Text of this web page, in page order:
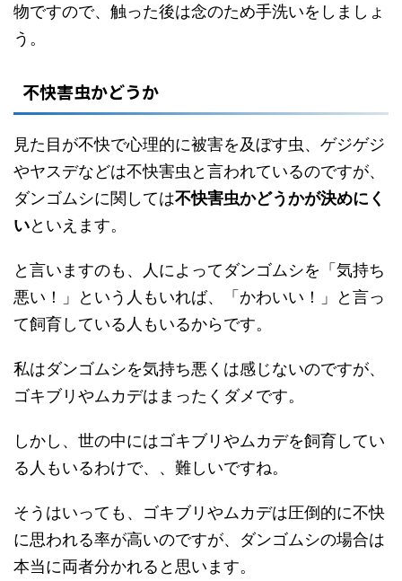
物ですので、触った後は念のため手洗いをしましょ
う。
不快害虫かどうか
見た目が不快で心理的に被害を及ぼす虫、ゲジゲジ
やヤスデなどは不快害虫と言われているのですが、
ダンゴムシに関しては不快害虫かどうかが決めにく
いといえます。
と言いますのも、人によってダンゴムシを「気持ち
悪い！」という人もいれば、「かわいい！」と言っ
て飼育している人もいるからです。
私はダンゴムシを気持ち悪くは感じないのですが、
ゴキブリやムカデはまったくダメです。
しかし、世の中にはゴキブリやムカデを飼育してい
る人もいるわけで、、難しいですね。
そうはいっても、ゴキブリやムカデは圧倒的に不快
に思われる率が高いのですが、ダンゴムシの場合は
本当に両者分かれると思います。